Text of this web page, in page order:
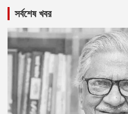
সর্বশেষ খবর